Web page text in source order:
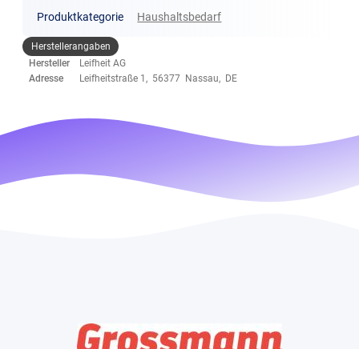
Produktkategorie Haushaltsbedarf
Herstellerangaben
Hersteller
Leifheit AG
Adresse
Leifheitstraße 1, 56377 Nassau, DE